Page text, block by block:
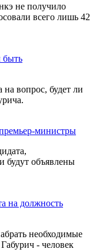
не получило
всего лишь 42
быть
вопрос, будет ли
министры
будут объявлены
на должность
необходимые
- человек